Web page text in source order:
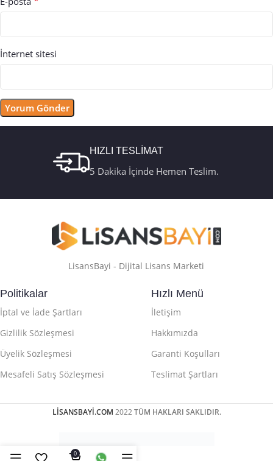
İnternet sitesi
HIZLI TESLİMAT
5 Dakika İçinde Hemen Teslim.
LisansBayi - Dijital Lisans Marketi
Politikalar
İptal ve İade Şartları
Gizlilik Sözleşmesi
Üyelik Sözleşmesi
Mesafeli Satış Sözleşmesi
Hızlı Menü
İletişim
Hakkımızda
Garanti Koşulları
Teslimat Şartları
LİSANSBAYİ.COM 2022TÜM HAKLARI SAKLIDIR.
0